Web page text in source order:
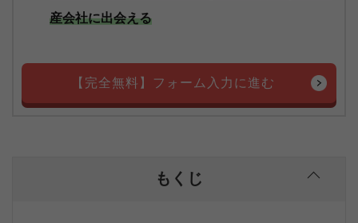
産会社に出会える
【完全無料】フォーム入力に進む
もくじ